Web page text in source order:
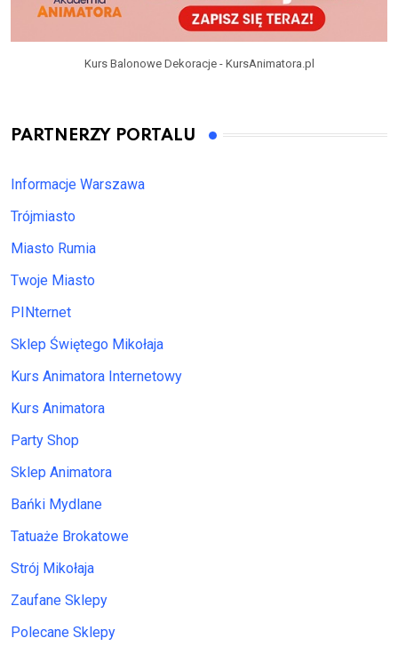
Kurs Balonowe Dekoracje - KursAnimatora.pl
PARTNERZY PORTALU
Informacje Warszawa
Trójmiasto
Miasto Rumia
Twoje Miasto
PINternet
Sklep Świętego Mikołaja
Kurs Animatora Internetowy
Kurs Animatora
Party Shop
Sklep Animatora
Bańki Mydlane
Tatuaże Brokatowe
Strój Mikołaja
Zaufane Sklepy
Polecane Sklepy